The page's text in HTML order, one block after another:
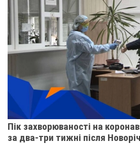
Пік захворюваності на
за два-три тижні після